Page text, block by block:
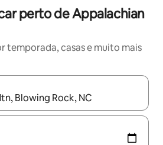
perto de Appalachian
temporada, casas e muito mais
estiverem disponíveis, explore-os